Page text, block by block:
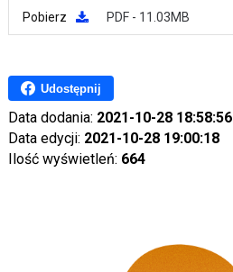
Pobierz PDF - 11.03MB
Udostępnij
Data dodania: 2021-10-28 18:58:56
Data edycji: 2021-10-28 19:00:18
Ilość wyświetleń: 664